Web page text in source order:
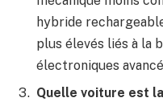
hybride
plus élevés liés à la
électroniques
Quelle voiture est